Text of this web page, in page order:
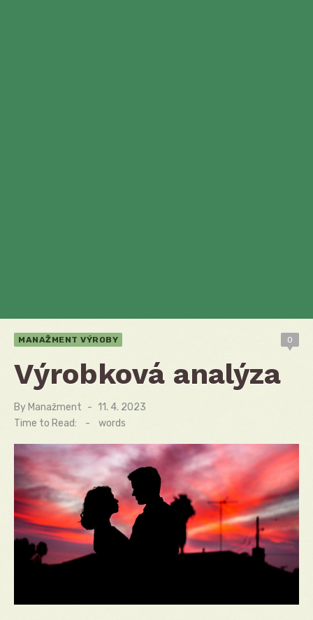
MANAŽMENT VÝROBY 0
Výrobková analýza
By Manažment
Posted
on
11. 4. 2023
Time to Read:
- words